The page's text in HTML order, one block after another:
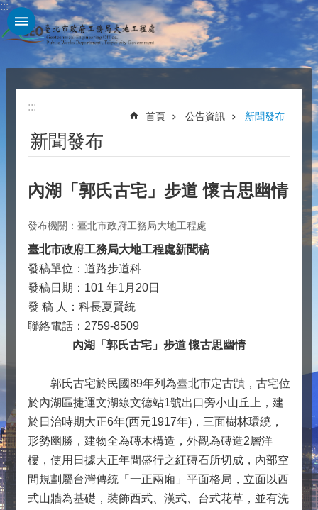
跳到主要內容區塊
:::
:::
首頁 公告資訊 新聞發布
新聞發布
內湖「郭氏古宅」步道 懷古思幽情
發布機關：臺北市政府工務局大地工程處
臺北市政府工務局大地工程處新聞稿
發稿單位：道路步道科
發稿日期：101 年1月20日
發 稿 人：科長夏賢統
聯絡電話：2759-8509
內湖「郭氏古宅」步道 懷古思幽情
郭氏古宅於民國89年列為臺北市定古蹟，古宅位
於內湖區捷運文湖線文德站1號出口旁小山丘上，建
於日治時期大正6年(西元1917年)，三面樹林環繞，
形勢幽勝，建物全為磚木構造，外觀為磚造2層洋
樓，使用日據大正年間盛行之紅磚石所切成，內部空
間規劃屬台灣傳統「一正兩廂」平面格局，立面以西
式山牆為基礎，裝飾西式、漢式、台式花草，並有洗